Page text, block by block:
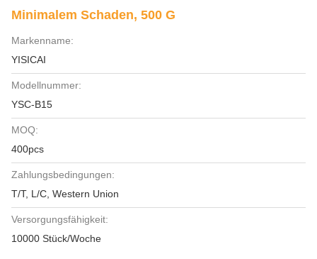
Minimalem Schaden, 500 G
Markenname:
YISICAI
Modellnummer:
YSC-B15
MOQ:
400pcs
Zahlungsbedingungen:
T/T, L/C, Western Union
Versorgungsfähigkeit:
10000 Stück/Woche